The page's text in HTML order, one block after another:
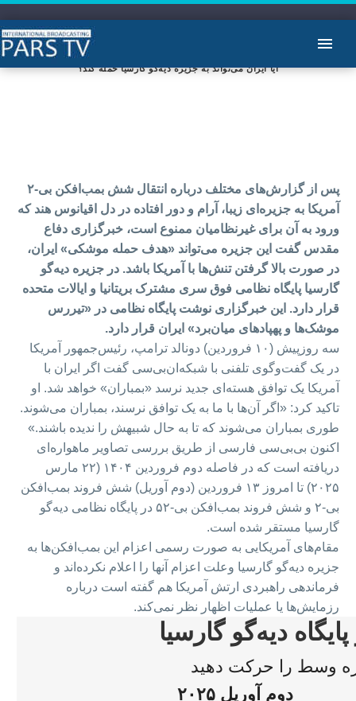
آیا ایران می‌تواند به جزیره دیه‌گو گارسیا حمله کند؟
پس از گزارش‌های مختلف درباره انتقال شش بمب‌افکن‌ بی-۲
آمریکا به جزیره‌ای زیبا، آرام و دور افتاده در دل اقیانوس هند که
ورود به آن برای غیرنظامیان ممنوع است، خبرگزاری دفاع
مقدس گفت این جزیره می‌تواند «هدف حمله موشکی» ایران،
در صورت بالا گرفتن تنش‌ها با آمریکا باشد. در جزیره دیه‌گو
گارسیا پایگاه نظامی فوق سری مشترک بریتانیا و ایالات متحده
قرار دارد. این خبرگزاری نوشت پایگاه نظامی در «تیررس
موشک‌ها و پهپاد‌های میان‌برد» ایران قرار دارد.
سه روزپیش (۱۰ فروردین) دونالد ترامپ، رئیس‌‎جمهور آمریکا
در یک گفت‌وگوی تلفنی با شبکه‌ان‌بی‌سی گفت اگر ایران با
آمریکا یک توافق هسته‌ای جدید نرسد «بمباران» خواهد شد. او
تاکید کرد: «اگر آن‌ها با ما به یک توافق نرسند، بمباران‌ می‌شوند.
طوری بمباران‌ می‌شوند که تا به حال شبیهش را ندیده باشند.»
اکنون بی‌بی‌سی فارسی از طریق بررسی تصاویر ماهواره‌ای
دریافته است که در فاصله دوم فروردین ۱۴۰۴ (۲۲ مارس
۲۰۲۵) تا امروز ۱۳ فروردین (دوم آوریل) شش فروند بمب‌افکن
بی-۲ و شش فروند بمب‌افکن بی-۵۲ در پایگاه نظامی دیه‌گو
گارسیا مستقر شده است.
مقام‌های آمریکایی به صورت رسمی اعزام این بمب‌افکن‌ها به
جزیره دیه‌گو گارسیا وعلت اعزام آنها را اعلام نکرده‌اند و
فرماندهی راهبردی ارتش آمریکا هم گفته است درباره
رزمایش‌ها یا عملیات‌ اظهار نظر نمی‌کند.